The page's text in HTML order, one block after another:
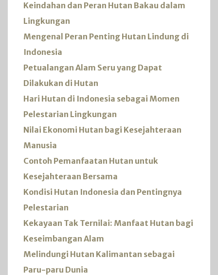
Keindahan dan Peran Hutan Bakau dalam
Lingkungan
Mengenal Peran Penting Hutan Lindung di
Indonesia
Petualangan Alam Seru yang Dapat
Dilakukan di Hutan
Hari Hutan di Indonesia sebagai Momen
Pelestarian Lingkungan
Nilai Ekonomi Hutan bagi Kesejahteraan
Manusia
Contoh Pemanfaatan Hutan untuk
Kesejahteraan Bersama
Kondisi Hutan Indonesia dan Pentingnya
Pelestarian
Kekayaan Tak Ternilai: Manfaat Hutan bagi
Keseimbangan Alam
Melindungi Hutan Kalimantan sebagai
Paru-paru Dunia